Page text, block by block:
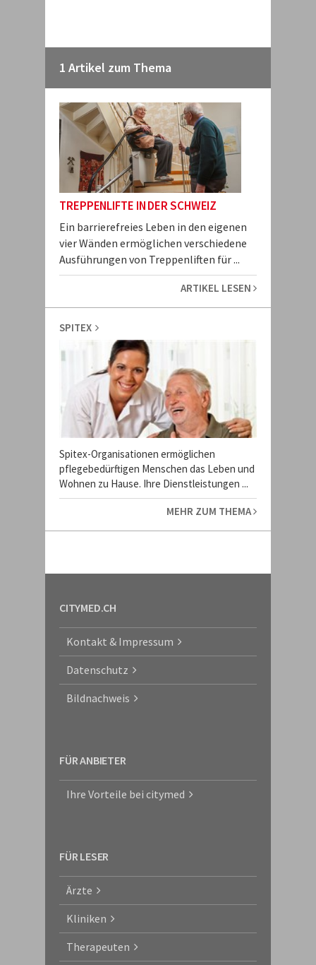
1 Artikel zum Thema
TREPPENLIFTE IN DER SCHWEIZ
Ein barrierefreies Leben in den eigenen
vier Wänden ermöglichen verschiedene
Ausführungen von Treppenliften für ...
ARTIKEL LESEN
SPITEX
Spitex-Organisationen ermöglichen
pflegebedürftigen Menschen das Leben und
Wohnen zu Hause. Ihre Dienstleistungen ...
MEHR ZUM THEMA
CITYMED.CH
Kontakt & Impressum
Datenschutz
Bildnachweis
FÜR ANBIETER
Ihre Vorteile bei citymed
FÜR LESER
Ärzte
Kliniken
Therapeuten